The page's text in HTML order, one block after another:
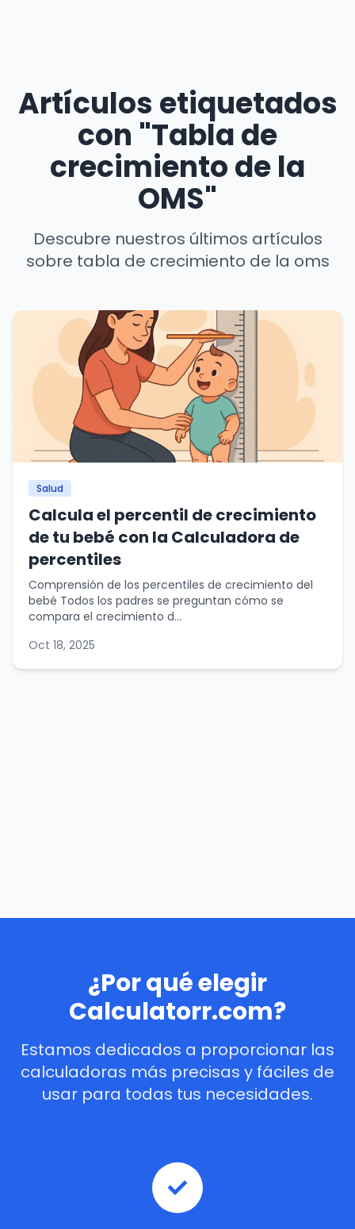
Artículos etiquetados
con "Tabla de
crecimiento de la
OMS"
Descubre nuestros últimos artículos
sobre tabla de crecimiento de la oms
Salud
Calcula el percentil de crecimiento
de tu bebé con la Calculadora de
percentiles
Comprensión de los percentiles de crecimiento del
bebé Todos los padres se preguntan cómo se
compara el crecimiento d...
Oct 18, 2025
¿Por qué elegir
Calculatorr.com?
Estamos dedicados a proporcionar las
calculadoras más precisas y fáciles de
usar para todas tus necesidades.